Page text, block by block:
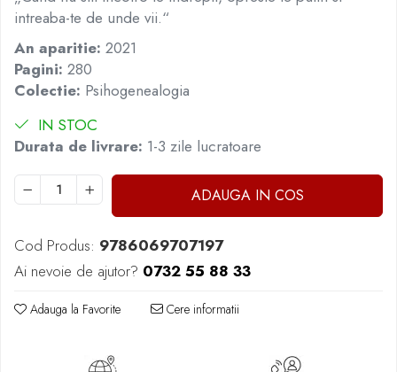
Elevi de 10 plus
Lecturi Scolare
Lumea Copilariei
Ma pregatesc pentru scoala
Manuale - Carte Scolara
Clasa a II-a
Clasa a III-a
Clasa a IV-a
Clasa a VI-a
Clasa a VII-a
Clasa I
intreaba-te de unde vii.“
An aparitie: 2021
Pagini: 280
Colectie: Psihogenealogia
IN STOC
Durata de livrare: 1-3 zile lucratoare
ADAUGA IN COS
Cod Produs: 9786069707197
Ai nevoie de ajutor? 0732 55 88 33
Adauga la Favorite Cere informatii